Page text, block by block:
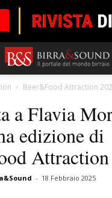
Beer&Food Attraction
a Flavia
edizione di
Attraction
- 18 Febbraio 2025